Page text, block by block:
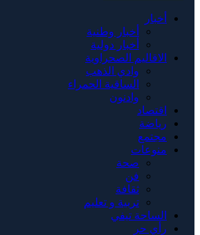
أخبار
أخبار وطنية
أخبار دولية
الاقاليم الصحراوية
وادي الذهب
الساقية الحمراء
وادنون
اقتصاد
رياضة
مجتمع
منوعات
صحة
فن
ثقافة
تربية و تعليم
الساحة تيفي
رأي حر